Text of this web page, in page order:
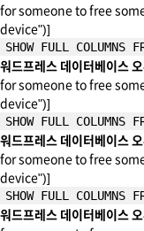
for someone to free
device")]
SHOW FULL
워드프레스 데이터베이스
for someone to free
device")]
SHOW FULL
워드프레스 데이터베이스
for someone to free
device")]
SHOW FULL
워드프레스 데이터베이스